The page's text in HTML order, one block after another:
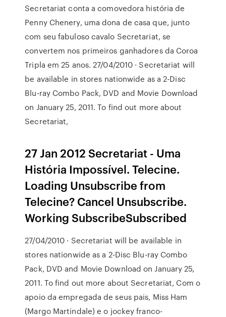
Secretariat conta a comovedora história de
Penny Chenery, uma dona de casa que, junto
com seu fabuloso cavalo Secretariat, se
convertem nos primeiros ganhadores da Coroa
Tripla em 25 anos. 27/04/2010 · Secretariat will
be available in stores nationwide as a 2-Disc
Blu-ray Combo Pack, DVD and Movie Download
on January 25, 2011. To find out more about
Secretariat,
27 Jan 2012 Secretariat - Uma
História Impossível. Telecine.
Loading Unsubscribe from
Telecine? Cancel Unsubscribe.
Working SubscribeSubscribed
27/04/2010 · Secretariat will be available in
stores nationwide as a 2-Disc Blu-ray Combo
Pack, DVD and Movie Download on January 25,
2011. To find out more about Secretariat, Com o
apoio da empregada de seus pais, Miss Ham
(Margo Martindale) e o jockey franco-